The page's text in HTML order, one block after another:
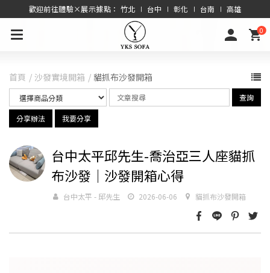
歡迎前往體驗×展示據點： 竹北 ∣ 台中 ∣ 彰化 ∣ 台南 ∣ 高雄
0
首頁 沙發實境開箱 貓抓布沙發開箱
查詢
分享辦法 我要分享
台中太平邱先生-喬治亞三人座貓抓
布沙發｜沙發開箱心得
台中太平 - 邱先生 2026-06-06 貓抓布沙發開箱